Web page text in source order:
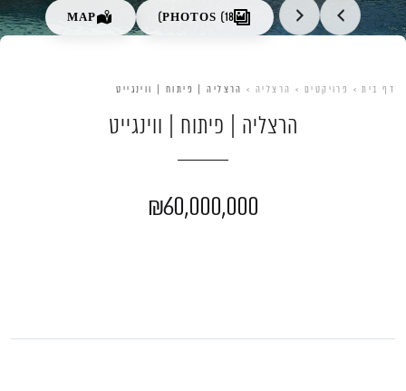
רעננה
נתניה
PHOTOS (18)
MAP
דף בית> פרויקטים > הרצליה> הרצליה | פיתוח | ווינגייט
הרצליה | פיתוח | ווינגייט
₪60,000,000